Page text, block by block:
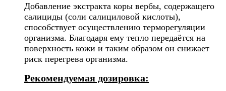
Добавление экстракта коры вербы, содержащего
салициды (соли салициловой кислоты),
способствует осуществлению терморегуляции
организма. Благодаря ему тепло передаётся на
поверхность кожи и таким образом он снижает
риск перегрева организма.
Рекомендуемая дозировка: